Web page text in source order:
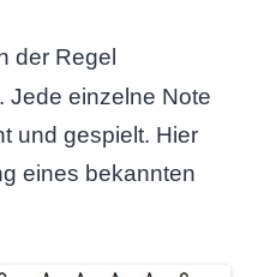
der Regel
Jede einzelne Note
und gespielt. Hier
eines bekannten